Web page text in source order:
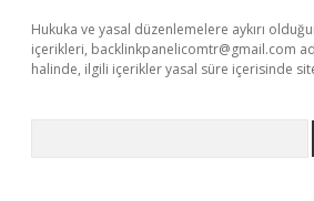
Hukuka ve yasal düzenlemelere aykırı
içerikleri, backlinkpanelicomtr@gmail.com
halinde, ilgili içerikler yasal süre içerisinde